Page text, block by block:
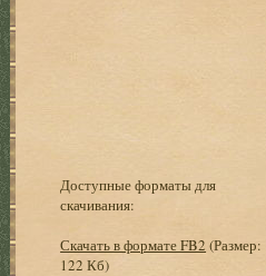
Доступные форматы для
скачивания:
Скачать в формате FB2 (Размер:
122 Кб)